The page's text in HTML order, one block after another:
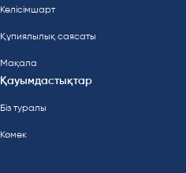
Келісімшарт
Құпиялылық саясаты
Мақала
Қауымдастықтар
Біз туралы
Көмек